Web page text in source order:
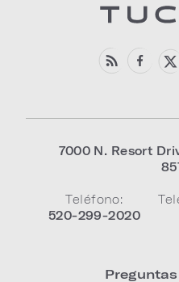
7000 N. Resort
Teléfono:
520-299-2020